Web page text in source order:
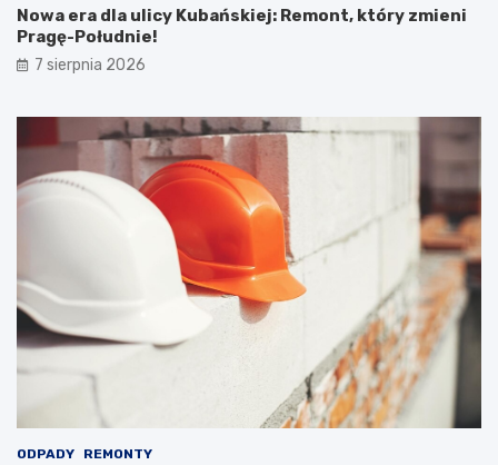
Nowa era dla ulicy Kubańskiej: Remont, który zmieni
Pragę-Południe!
7 sierpnia 2026
ODPADY REMONTY